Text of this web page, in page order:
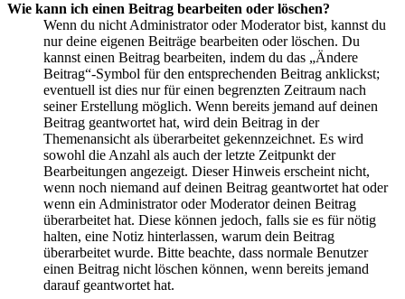
Wie kann ich einen Beitrag bearbeiten oder löschen?
Wenn du nicht Administrator oder Moderator bist, kannst du
nur deine eigenen Beiträge bearbeiten oder löschen. Du
kannst einen Beitrag bearbeiten, indem du das „Ändere
Beitrag“-Symbol für den entsprechenden Beitrag anklickst;
eventuell ist dies nur für einen begrenzten Zeitraum nach
seiner Erstellung möglich. Wenn bereits jemand auf deinen
Beitrag geantwortet hat, wird dein Beitrag in der
Themenansicht als überarbeitet gekennzeichnet. Es wird
sowohl die Anzahl als auch der letzte Zeitpunkt der
Bearbeitungen angezeigt. Dieser Hinweis erscheint nicht,
wenn noch niemand auf deinen Beitrag geantwortet hat oder
wenn ein Administrator oder Moderator deinen Beitrag
überarbeitet hat. Diese können jedoch, falls sie es für nötig
halten, eine Notiz hinterlassen, warum dein Beitrag
überarbeitet wurde. Bitte beachte, dass normale Benutzer
einen Beitrag nicht löschen können, wenn bereits jemand
darauf geantwortet hat.